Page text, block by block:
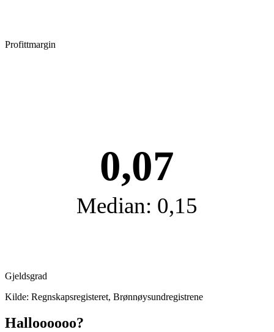
Profittmargin
0,07
Median: 0,15
Gjeldsgrad
Kilde: Regnskapsregisteret, Brønnøysundregistrene
Halloooooo?